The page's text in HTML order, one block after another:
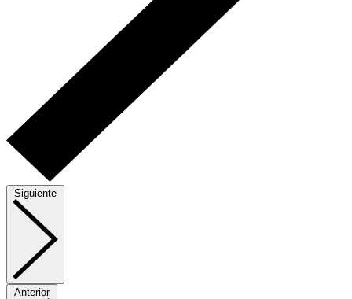
Siguiente
Anterior